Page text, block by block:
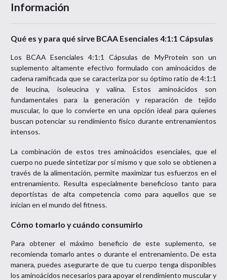
Información
Qué es y para qué sirve BCAA Esenciales 4:1:1 Cápsulas
Los BCAA Esenciales 4:1:1 Cápsulas de MyProtein son un
suplemento altamente efectivo formulado con aminoácidos de
cadena ramificada que se caracteriza por su óptimo ratio de 4:1:1
de leucina, isoleucina y valina. Estos aminoácidos son
fundamentales para la generación y reparación de tejido
muscular, lo que lo convierte en una opción ideal para quienes
buscan potenciar su rendimiento físico durante entrenamientos
intensos.
La combinación de estos tres aminoácidos esenciales, que el
cuerpo no puede sintetizar por sí mismo y que solo se obtienen a
través de la alimentación, permite maximizar tus esfuerzos en el
entrenamiento. Resulta especialmente beneficioso tanto para
deportistas de alta competencia como para aquellos que se
inician en el mundo del fitness.
Cómo tomarlo y cuándo consumirlo
Para obtener el máximo beneficio de este suplemento, se
recomienda tomarlo antes o durante el entrenamiento. De esta
manera, puedes asegurarte de que tu cuerpo tenga disponibles
los aminoácidos necesarios para apoyar el rendimiento muscular y